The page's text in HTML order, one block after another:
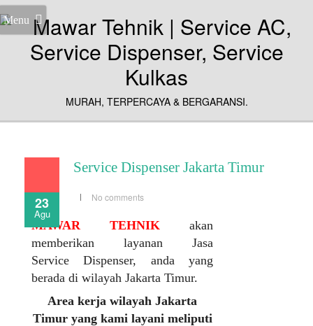
Menu
MURAH, TERPERCAYA & BERGARANSI.
23
Agu
Service Dispenser Jakarta Timur
No comments
MAWAR TEHNIK akan
memberikan layanan Jasa
Service Dispenser, anda yang
berada di wilayah Jakarta Timur.
Area kerja wilayah Jakarta
Timur yang kami layani meliputi